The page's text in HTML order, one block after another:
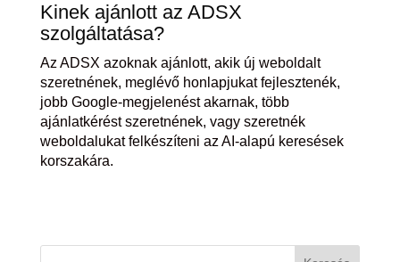
Kinek ajánlott az ADSX
szolgáltatása?
Az ADSX azoknak ajánlott, akik új weboldalt
szeretnének, meglévő honlapjukat fejlesztenék,
jobb Google-megjelenést akarnak, több
ajánlatkérést szeretnének, vagy szeretnék
weboldalukat felkészíteni az AI-alapú keresések
korszakára.